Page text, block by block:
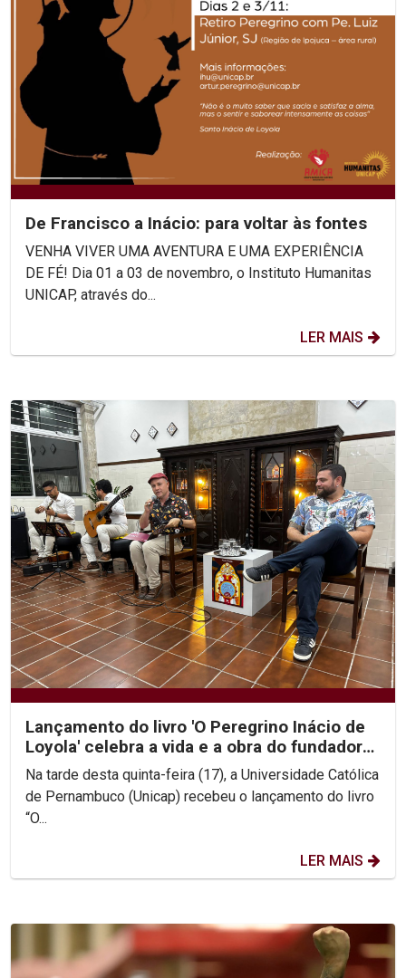
De Francisco a Inácio: para voltar às fontes
VENHA VIVER UMA AVENTURA E UMA EXPERIÊNCIA
DE FÉ! Dia 01 a 03 de novembro, o Instituto Humanitas
UNICAP, através do...
LER MAIS
Lançamento do livro 'O Peregrino Inácio de
Loyola' celebra a vida e a obra do fundador
da...
Na tarde desta quinta-feira (17), a Universidade Católica
de Pernambuco (Unicap) recebeu o lançamento do livro
“O...
LER MAIS